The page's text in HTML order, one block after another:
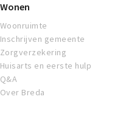
Wonen
Woonruimte
Inschrijven gemeente
Zorgverzekering
Huisarts en eerste hulp
Q&A
Over Breda